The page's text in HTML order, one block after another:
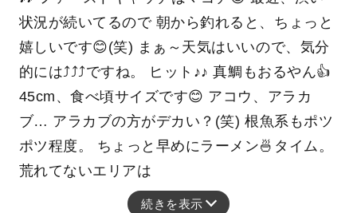
状況が続いてるので 朝から釣れると、ちょっと
嬉しいです😊(笑) まぁ～天気はいいので、気分
的には⤴⤴⤴ですね。 ヒット♪♪ 真鯛もおるやん👍
45cm、食べ頃サイズです😊 アコウ、アラカ
ブ… アラカブの方がデカい？(笑) 根魚系もポツ
ポツ程度。 ちょっと早めにラーメン🍜タイム。
荒れてないエリアは
続きを表示